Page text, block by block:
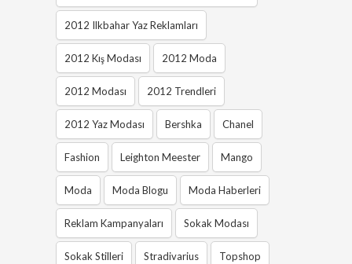
2012 Ilkbahar Yaz Reklamları
2012 Kış Modası 2012 Moda
2012 Modası 2012 Trendleri
2012 Yaz Modası Bershka Chanel
Fashion Leighton Meester Mango
Moda Moda Blogu Moda Haberleri
Reklam Kampanyaları Sokak Modası
Sokak Stilleri Stradivarius Topshop